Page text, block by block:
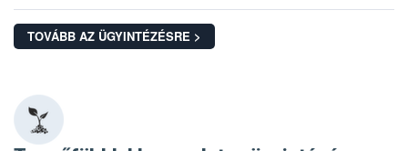
TOVÁBB AZ ÜGYINTÉZÉSRE >